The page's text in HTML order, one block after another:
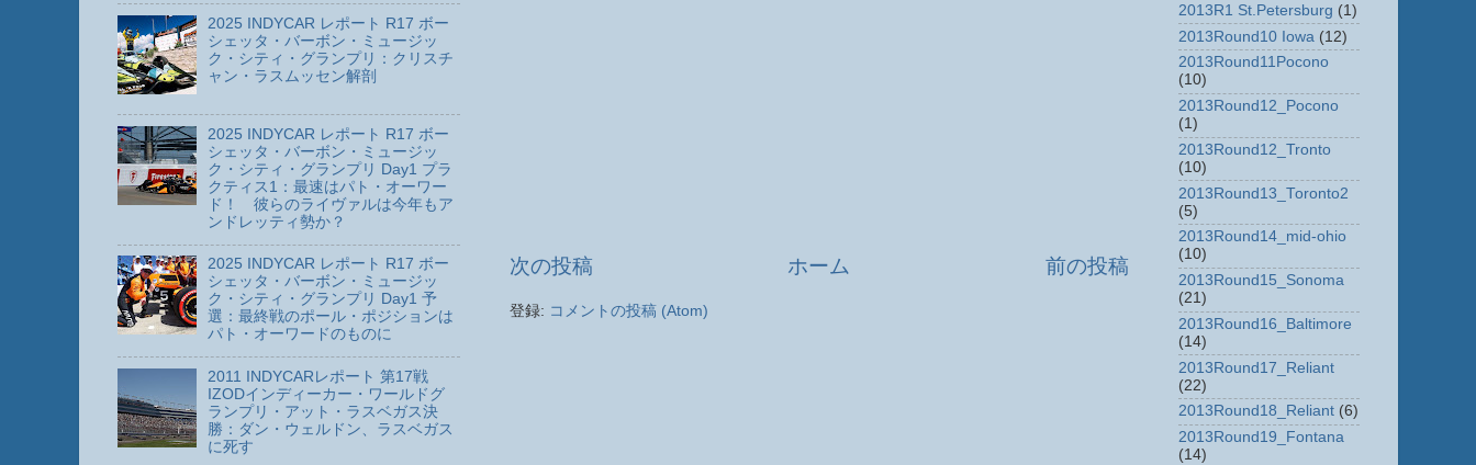
次の投稿 前の投稿
ホーム
登録: コメントの投稿 (Atom)
2025 INDYCAR レポート R17 ボー
シェッタ・バーボン・ミュージッ
ク・シティ・グランプリ：クリスチ
ャン・ラスムッセン解剖
2025 INDYCAR レポート R17 ボー
シェッタ・バーボン・ミュージッ
ク・シティ・グランプリ Day1 プラ
クティス1：最速はパト・オーワー
ド！ 彼らのライヴァルは今年もア
ンドレッティ勢か？
2025 INDYCAR レポート R17 ボー
シェッタ・バーボン・ミュージッ
ク・シティ・グランプリ Day1 予
選：最終戦のポール・ポジションは
パト・オーワードのものに
2011 INDYCARレポート 第17戦
IZODインディーカー・ワールドグ
ランプリ・アット・ラスベガス決
勝：ダン・ウェルドン、ラスベガス
に死す
2013R1 St.Petersburg (1)
2013Round10 Iowa (12)
2013Round11Pocono
(10)
2013Round12_Pocono
(1)
2013Round12_Tronto
(10)
2013Round13_Toronto2
(5)
2013Round14_mid-ohio
(10)
2013Round15_Sonoma
(21)
2013Round16_Baltimore
(14)
2013Round17_Reliant
(22)
2013Round18_Reliant (6)
2013Round19_Fontana
(14)